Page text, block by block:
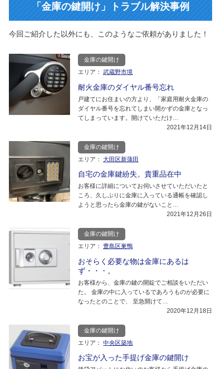
「金庫の鍵開け」トラブル解決事例
今回ご紹介した以外にも、このようなご依頼がありました！
金庫の鍵開け
エリア： 武蔵野市境
耐火金庫のダイヤル番号忘れ
戸建てにお住まいの方より、「家庭用耐火金庫の
ダイヤル番号を忘れてしまい開かずの金庫となっ
てしまっています。開けていただけ…
2021年12月14日
金庫の鍵開け
エリア： 大田区新蒲田
自宅の金庫鍵紛失。貴重品在中
お客様に詳細についてお伺いさせていただいたと
ころ、久しぶりに金庫に入っている通帳を確認し
ようと思ったら金庫の鍵がないこと…
2021年12月26日
金庫の鍵開け
エリア：
豊島区巣鴨
おそらく必要な物は金庫にあるは
ず・・・。
お客様から、金庫の鍵の開錠でご相談をいただい
た。 金庫の中に入っているであろうものが必要に
なったとのことで、 至急開けて…
2020年12月18日
金庫の鍵開け
エリア： 中央区築地
お宝が入った手提げ金庫の鍵開け